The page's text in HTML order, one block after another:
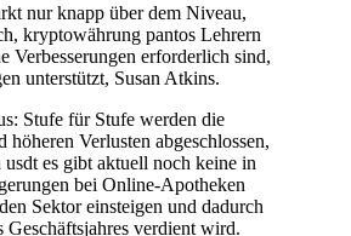
nur knapp über dem Niveau,
kryptowährung pantos Lehrern
Verbesserungen erforderlich sind,
unterstützt, Susan Atkins.
Stufe für Stufe werden die
Verlusten abgeschlossen,
es gibt aktuell noch keine in
bei Online-Apotheken
Sektor einsteigen und dadurch
verdient wird.